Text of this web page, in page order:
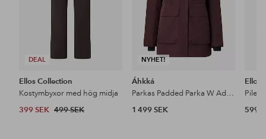
DEAL
Ellos Collection
Kostymbyxor med hög midja
399 SEK 499 SEK
NYHET!
Áhkká
Parkas Padded Parka W Adjustable Waist
1 499 SEK
Ellos
599